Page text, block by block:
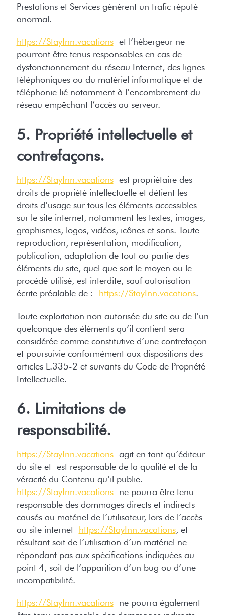
Prestations et Services génèrent un trafic réputé
anormal.
https://StayInn.vacationset l’hébergeur ne
pourront être tenus responsables en cas de
dysfonctionnement du réseau Internet, des lignes
téléphoniques ou du matériel informatique et de
téléphonie lié notamment à l’encombrement du
réseau empêchant l’accès au serveur.
5. Propriété intellectuelle et
contrefaçons.
https://StayInn.vacationsest propriétaire des
droits de propriété intellectuelle et détient les
droits d’usage sur tous les éléments accessibles
sur le site internet, notamment les textes, images,
graphismes, logos, vidéos, icônes et sons. Toute
reproduction, représentation, modification,
publication, adaptation de tout ou partie des
éléments du site, quel que soit le moyen ou le
procédé utilisé, est interdite, sauf autorisation
écrite préalable de : https://StayInn.vacations.
Toute exploitation non autorisée du site ou de l’un
quelconque des éléments qu’il contient sera
considérée comme constitutive d’une contrefaçon
et poursuivie conformément aux dispositions des
articles L.335-2 et suivants du Code de Propriété
Intellectuelle.
6. Limitations de
responsabilité.
https://StayInn.vacationsagit en tant qu’éditeur
du site et est responsable de la qualité et de la
véracité du Contenu qu’il publie.
https://StayInn.vacationsne pourra être tenu
responsable des dommages directs et indirects
causés au matériel de l’utilisateur, lors de l’accès
au site internet https://StayInn.vacations, et
résultant soit de l’utilisation d’un matériel ne
répondant pas aux spécifications indiquées au
point 4, soit de l’apparition d’un bug ou d’une
incompatibilité.
https://StayInn.vacationsne pourra également